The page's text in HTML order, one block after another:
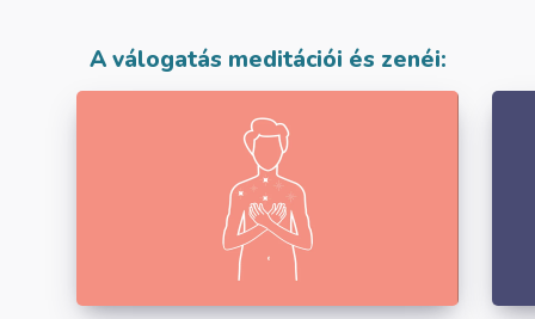
A válogatás meditációi és zenéi: